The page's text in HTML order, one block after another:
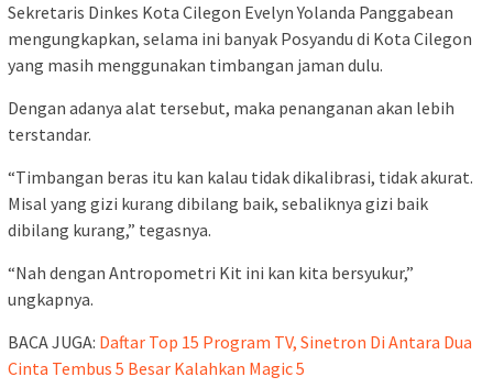
Sekretaris Dinkes Kota Cilegon Evelyn Yolanda Panggabean
mengungkapkan, selama ini banyak Posyandu di Kota Cilegon
yang masih menggunakan timbangan jaman dulu.
Dengan adanya alat tersebut, maka penanganan akan lebih
terstandar.
“Timbangan beras itu kan kalau tidak dikalibrasi, tidak akurat.
Misal yang gizi kurang dibilang baik, sebaliknya gizi baik
dibilang kurang,” tegasnya.
“Nah dengan Antropometri Kit ini kan kita bersyukur,”
ungkapnya.
BACA JUGA: Daftar Top 15 Program TV, Sinetron Di Antara Dua
Cinta Tembus 5 Besar Kalahkan Magic 5